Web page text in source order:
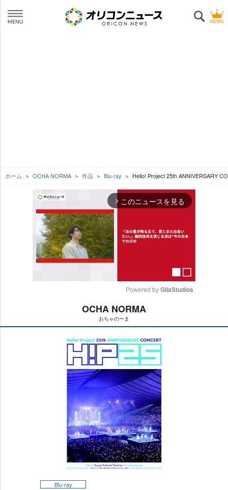
ホーム OCHA NORMA 作品 Blu-ray Hello! Project 25th ANNIVERSARY
arrow_forward_ios このニュースを見る
t
e
Powered by GliaStudios
OCHA NORMA
おちゃのーま
Blu-ray